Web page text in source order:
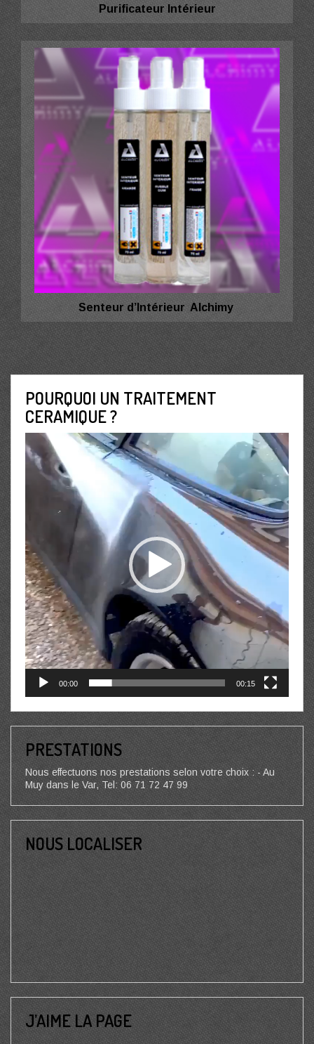
Purificateur Intérieur
Senteur d’Intérieur Alchimy
POURQUOI UN TRAITEMENT
CERAMIQUE ?
Lecteur
vidéo
00:00 00:15
PRESTATIONS
Nous effectuons nos prestations selon votre choix : - Au
Muy dans le Var, Tel: 06 71 72 47 99
NOUS LOCALISER
J’AIME LA PAGE